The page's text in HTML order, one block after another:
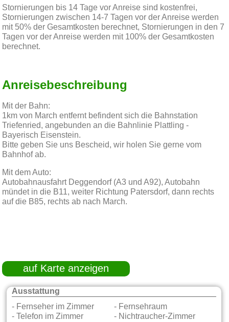
Stornierungen bis 14 Tage vor Anreise sind kostenfrei,
Stornierungen zwischen 14-7 Tagen vor der Anreise werden
mit 50% der Gesamtkosten berechnet, Stornierungen in den 7
Tagen vor der Anreise werden mit 100% der Gesamtkosten
berechnet.
Anreisebeschreibung
Mit der Bahn:
1km von March entfernt befindent sich die Bahnstation
Triefenried, angebunden an die Bahnlinie Plattling -
Bayerisch Eisenstein.
Bitte geben Sie uns Bescheid, wir holen Sie gerne vom
Bahnhof ab.
Mit dem Auto:
Autobahnausfahrt Deggendorf (A3 und A92), Autobahn
mündet in die B11, weiter Richtung Patersdorf, dann rechts
auf die B85, rechts ab nach March.
auf Karte anzeigen
Ausstattung
- Fernseher im Zimmer
- Fernsehraum
- Telefon im Zimmer
- Nichtraucher-Zimmer